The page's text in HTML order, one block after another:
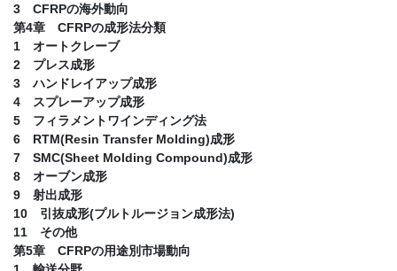
3 CFRPの海外動向
第4章 CFRPの成形法分類
1 オートクレーブ
2 プレス成形
3 ハンドレイアップ成形
4 スプレーアップ成形
5 フィラメントワインディング法
6 RTM(Resin Transfer Molding)成形
7 SMC(Sheet Molding Compound)成形
8 オーブン成形
9 射出成形
10 引抜成形(プルトルージョン成形法)
11 その他
第5章 CFRPの用途別市場動向